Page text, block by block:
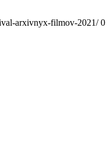
arxivnyx-filmov-2021/ 0